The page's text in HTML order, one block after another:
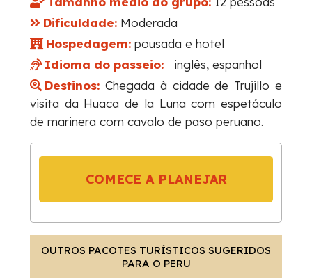
Dificuldade: Moderada
Hospedagem: pousada e hotel
Idioma do passeio:
inglês, espanhol
Destinos: Chegada à cidade de Trujillo e
visita da Huaca de la Luna com espetáculo
de marinera com cavalo de paso peruano.
COMECE A PLANEJAR
OUTROS PACOTES TURÍSTICOS SUGERIDOS
PARA O PERU